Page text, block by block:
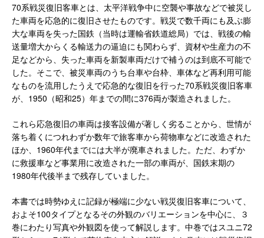
70系戦災復旧客車とは、太平洋戦争中に空襲や事故などで被災し
た車両を応急的に復旧させたものです。戦災で数千両にも及ぶ膨
大な車両を失った国鉄（当時は運輸省鉄道総局）では、戦後の輸
送量増大からくる輸送力の逼迫にも関わらず、資材や生産力の不
足などから、失った車両を新製車両だけで補うのは到底不可能で
した。そこで、被災車両のうち台車や台枠、車体など再利用可能
なものを流用したうえで応急的な復旧を行った70系戦災復旧客車
が、1950（昭和25）年までの間に376両が製造されました。
これら応急復旧の車両は接客設備が著しく劣ることから、世情が
落ち着くにつれわずか数年で旅客車から荷物車などに改造された
ほか、1960年代までには大半が廃車されました。ただ、わずか
に救援車など事業用に改造された一部の車両が、国鉄末期の
1980年代後半まで残存していました。
本書では時勢ゆえに記録が極端に少ない戦災復旧客車について、
およそ100タイプとなるその外観のバリエーションを中心に、３
巻にわたり写真や外観図を使って解説します。中巻ではスユニ72